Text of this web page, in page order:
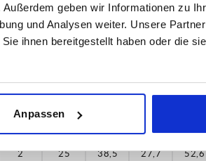
geben wir Informationen zu
und Analysen weiter. Unsere
ihnen bereitgestellt haben oder die
Anpassen
2 25 38,5 27,7 52,6
2 25
2 25 38,5 27,7 52,6